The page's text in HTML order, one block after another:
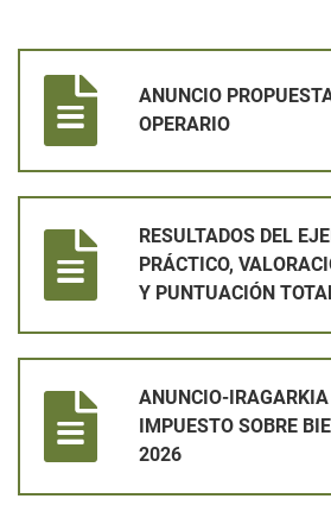
ANUNCIO
OPERARIO
RESULTADOS DEL
PRÁCTICO,
Y PUNTUACIÓN
ANUNCIO-IRAGARKIA
IMPUESTO SOBRE
2026